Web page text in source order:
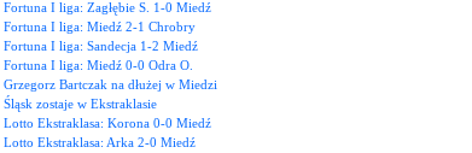
Fortuna I liga: Zagłębie S. 1-0 Miedź
Fortuna I liga: Miedź 2-1 Chrobry
Fortuna I liga: Sandecja 1-2 Miedź
Fortuna I liga: Miedź 0-0 Odra O.
Grzegorz Bartczak na dłużej w Miedzi
Śląsk zostaje w Ekstraklasie
Lotto Ekstraklasa: Korona 0-0 Miedź
Lotto Ekstraklasa: Arka 2-0 Miedź